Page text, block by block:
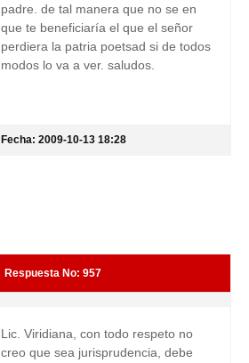
padre. de tal manera que no se en
que te beneficiaría el que el señor
perdiera la patria poetsad si de todos
modos lo va a ver. saludos.
Fecha: 2009-10-13 18:28
Respuesta No: 957
Lic. Viridiana, con todo respeto no
creo que sea jurisprudencia, debe